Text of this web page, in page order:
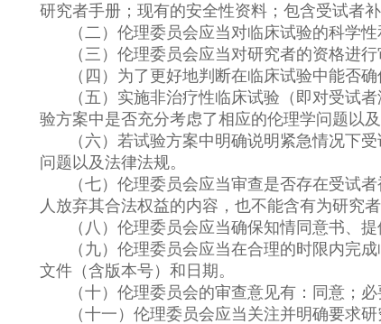
研究者手册；现有的安全性资料；包含受试者
（二）伦理委员会应当对临床试验的科学性
（三）伦理委员会应当对研究者的资格进行
（四）为了更好地判断在临床试验中能否
（五）实施非治疗性临床试验（即对受试
验方案中是否充分考虑了相应的伦理学问题以及
（六）若试验方案中明确说明紧急情况下
问题以及法律法规。
（七）伦理委员会应当审查是否存在受试
人放弃其合法权益的内容，也不能含有为研究
（八）伦理委员会应当确保知情同意书、
（九）伦理委员会应当在合理的时限内完
文件（含版本号）和日期。
（十）伦理委员会的审查意见有：同意；
（十一）伦理委员会应当关注并明确要求